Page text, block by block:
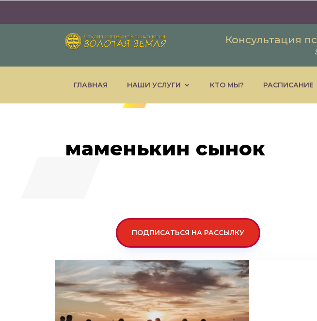
Консультация
ГЛАВНАЯ НАШИ УСЛУГИ КТО МЫ? РАСПИСАНИЕ
маменькин сынок
ПОДПИСАТЬСЯ НА РАССЫЛКУ